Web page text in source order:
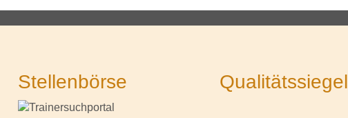
Stellenbörse Qualitätssiegel